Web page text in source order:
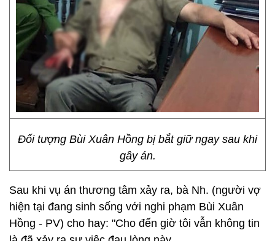
Đối tượng Bùi Xuân Hồng bị bắt giữ ngay sau khi
gây án.
Sau khi vụ án thương tâm xảy ra, bà Nh. (người vợ
hiện tại đang sinh sống với nghi phạm Bùi Xuân
Hồng - PV) cho hay: "Cho đến giờ tôi vẫn không tin